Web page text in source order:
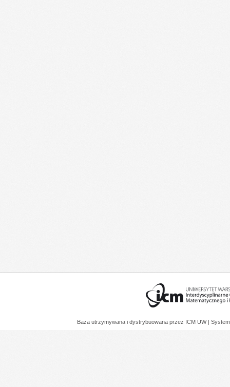
Baza utrzymywana i dystrybuowana przez ICM UW |